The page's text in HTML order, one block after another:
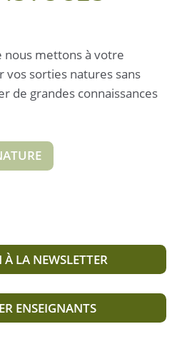
nous mettons à votre
sorties natures sans
de grandes connaissances
LA NEWSLETTER
ENSEIGNANTS